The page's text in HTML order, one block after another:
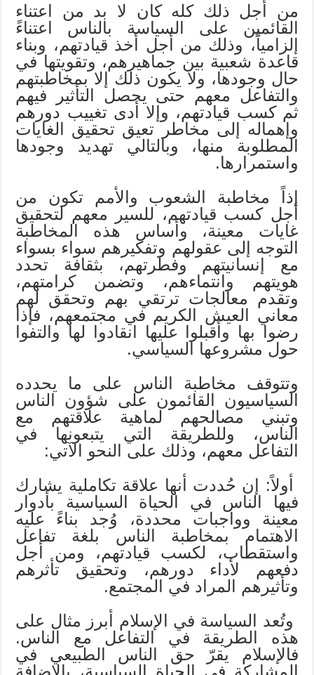
من أجل ذلك كله كان لا بد من اعتناء
القائمين على السياسة بالناس اعتناءً
إلزامياً، وذلك من أجل أخذ قيادتهم، وبناء
قاعدة شعبية بين جماهيرهم، وتقويتها في
حال وجودها، ولا يكون ذلك إلا بمخاطبتهم
والتفاعل معهم حتى يحصل التأثير فيهم
ثم كسب قيادتهم، وإلا أدى تغييب دورهم
وإهماله إلى مخاطر تعيق تحقيق الغايات
المطلوبة منها، وبالتالي تهديد وجودها
واستمرارها.
إذاً مخاطبة الشعوب والأمم تكون من
أجل كسب قيادتهم، للسير معهم لتحقيق
غايات معينة، وأساس هذه المخاطبة
التوجه إلى عقولهم وتفكيرهم سواء بسواء
مع إنسانيتهم وفطرتهم، بثقافة تحدد
هويتهم وانتماءهم، وتضمن كرامتهم،
وتقدم معالجات ترتقي بهم وتحقق لهم
معاني العيش الكريم في مجتمعهم، فإذا
رضوا بها وأقبلوا عليها انقادوا لها والتفوا
حول مشروعها السياسي.
وتتوقف مخاطبة الناس على ما يحدده
السياسيون القائمون على شؤون الناس
وتبني مصالحهم لماهية علاقتهم مع
الناس، وللطريقة التي يتبعونها في
التفاعل معهم، وذلك على النحو الآتي:
أولاً: إن حُددت أنها علاقة تكاملية يشارك
فيها الناس في الحياة السياسية بأدوار
معينة وواجبات محددة، وُجد بناءً عليه
الاهتمام بمخاطبة الناس بلغة تفاعل
واستقطاب، لكسب قيادتهم، ومن أجل
دفعهم لأداء دورهم، وتحقيق تأثرهم
وتأثيرهم المراد في المجتمع.
وتُعد السياسة في الإسلام أبرز مثال على
هذه الطريقة في التفاعل مع الناس.
فالإسلام يقرّ حق الناس الطبيعي في
المشاركة في الحياة السياسية، بالإضافة